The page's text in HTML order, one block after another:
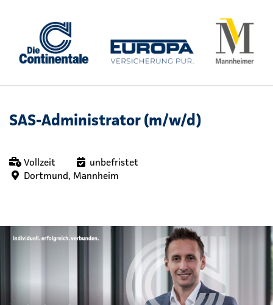
SAS-Administrator (m/w/d)
Vollzeit
unbefristet
Dortmund, Mannheim